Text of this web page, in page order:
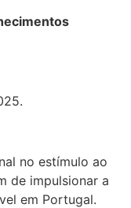
no estímulo ao
de impulsionar a
em Portugal.